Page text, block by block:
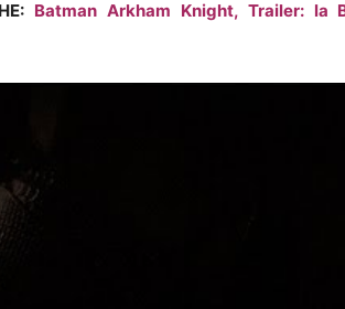
Batman Arkham Knight, Trailer: la